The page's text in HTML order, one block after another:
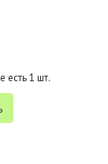
есть1 шт.